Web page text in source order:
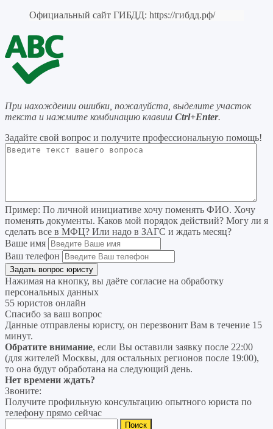
Официальный сайт ГИБДД: https://гибдд.рф/
При нахождении ошибки, пожалуйста, выделите участок
текста и нажмите комбинацию клавиш Ctrl+Enter.
Задайте свой вопрос и получите профессиональную помощь!
Пример: По личной инициативе хочу поменять ФИО. Хочу
поменять документы. Каков мой порядок действий? Могу ли я
сделать все в МФЦ? Или надо в ЗАГС и ждать месяц?
Ваше имя
Ваш телефон
Нажимая на кнопку, вы даёте согласие на обработку
персональных данных
55 юристов онлайн
Спасибо за ваш вопрос
Данные отправлены юристу, он перезвонит Вам в течение 15
минут.
Обратите внимание, если Вы оставили заявку после 22:00
(для жителей Москвы, для остальных регионов после 19:00),
то она будут обработана на следующий день.
Нет времени ждать?
Звоните:
Получите профильную консультацию опытного юриста по
телефону прямо сейчас